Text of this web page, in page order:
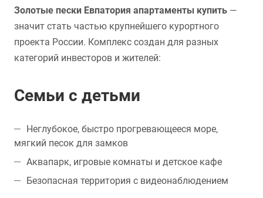
Золотые пески Евпатория апартаменты купить —
значит стать частью крупнейшего курортного
проекта России. Комплекс создан для разных
категорий инвесторов и жителей:
Семьи с детьми
Неглубокое, быстро прогревающееся море,
мягкий песок для замков
Аквапарк, игровые комнаты и детское кафе
Безопасная территория с видеонаблюдением